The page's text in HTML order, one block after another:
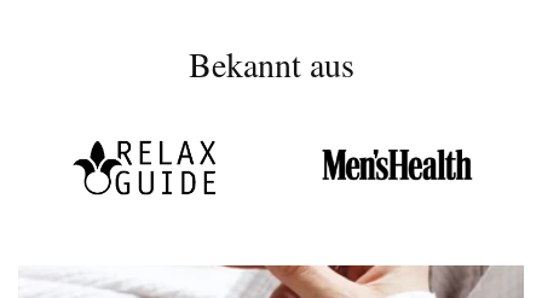
Bekannt aus